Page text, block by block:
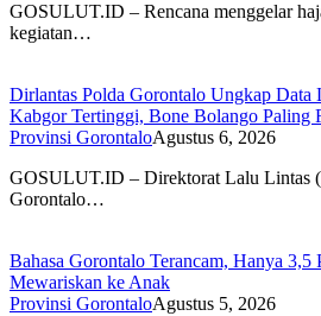
GOSULUT.ID – Rencana menggelar
kegiatan…
Dirlantas Polda Gorontalo Ungkap Data
Kabgor Tertinggi, Bone Bolango Paling
Provinsi GorontaloAgustus 6, 2026
GOSULUT.ID – Direktorat Lalu Lintas
Gorontalo…
Bahasa Gorontalo Terancam, Hanya 3,5
Mewariskan ke Anak
Provinsi GorontaloAgustus 5, 2026